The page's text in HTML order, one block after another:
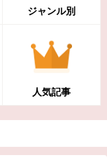
ジャンル別
人気記事